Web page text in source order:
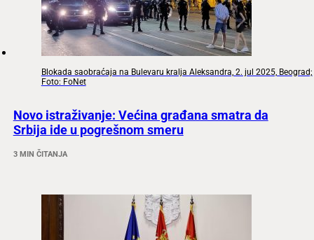
Blokada saobraćaja na Bulevaru kralja Aleksandra, 2. jul 2025, Beograd;
Foto: FoNet
Novo istraživanje: Većina građana smatra da
Srbija ide u pogrešnom smeru
3 MIN ČITANJA